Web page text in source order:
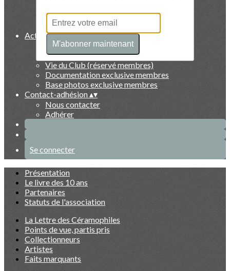
Artistes
Faits marquants
Activités et exclusivités membres▴▾
Evénements du Club à venir
Evénements du Club passés
Vie du Club (réservé membres)
Documentation exclusive membres
Base photos exclusive membres
Contact-adhésion▴▾
Nous contacter
Adhérer
Se connecter
Présentation
Le livre des 10 ans
Partenaires
Statuts de l'association
La Lettre des Céramophiles
Points de vue, partis pris
Collectionneurs
Artistes
Faits marquants
M'abonner maintenant